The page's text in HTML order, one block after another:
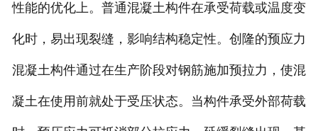
性能的优化上。普通混凝土构件在承受荷载或温度变
化时，易出现裂缝，影响结构稳定性。创隆的预应力
混凝土构件通过在生产阶段对钢筋施加预拉力，使混
凝土在使用前就处于受压状态。当构件承受外部荷载